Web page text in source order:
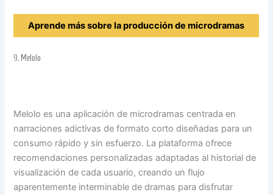
Aprende más sobre la producción de microdramas
9. Melolo
Melolo es una aplicación de microdramas centrada en
narraciones adictivas de formato corto diseñadas para un
consumo rápido y sin esfuerzo. La plataforma ofrece
recomendaciones personalizadas adaptadas al historial de
visualización de cada usuario, creando un flujo
aparentemente interminable de dramas para disfrutar